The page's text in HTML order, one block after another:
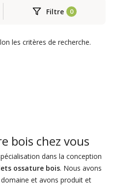
Filtre
les critères de recherche.
bois chez vous
dans la conception
ossature bois. Nous avons
et avons produit et